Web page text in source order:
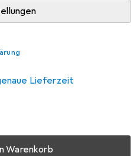
21.8. geliefert
verfügbar
Lieferzeit
Warenkorb